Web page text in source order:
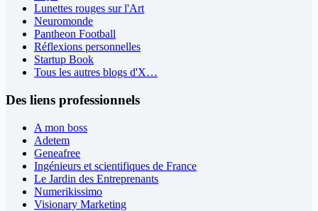
Lunettes rouges sur l'Art
Neuromonde
Pantheon Football
Réflexions personnelles
Startup Book
Tous les autres blogs d'X…
Des liens professionnels
A mon boss
Adetem
Geneafree
Ingénieurs et scientifiques de France
Le Jardin des Entreprenants
Numerikissimo
Visionary Marketing